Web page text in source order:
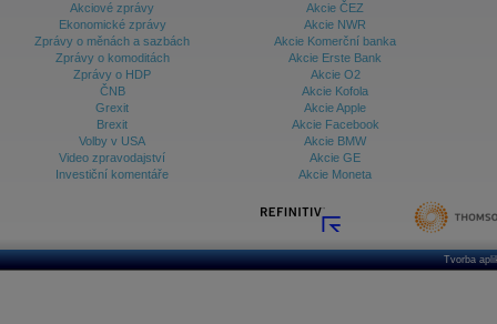
Akciové zprávy
Ekonomické zprávy
Zprávy o měnách a sazbách
Zprávy o komoditách
Zprávy o HDP
ČNB
Grexit
Brexit
Volby v USA
Video zpravodajství
Investiční komentáře
Akcie ČEZ
Akcie NWR
Akcie Komerční banka
Akcie Erste Bank
Akcie O2
Akcie Kofola
Akcie Apple
Akcie Facebook
Akcie BMW
Akcie GE
Akcie Moneta
Tvorba